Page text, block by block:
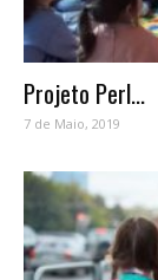
Projeto Perl...
7 de Maio, 2019